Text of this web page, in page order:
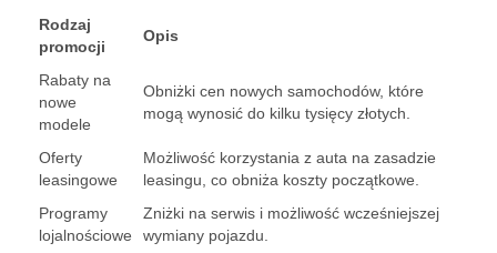
Rodzaj
promocji
Opis
Rabaty na
nowe
modele
Obniżki cen nowych samochodów, które
mogą wynosić do kilku tysięcy złotych.
Oferty
leasingowe
Możliwość korzystania z auta na zasadzie
leasingu, co obniża koszty początkowe.
Programy
lojalnościowe
Zniżki na serwis i możliwość wcześniejszej
wymiany pojazdu.